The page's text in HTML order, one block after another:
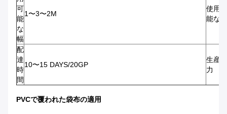
可
能
な
幅
1〜3〜2M
使用可
能な色
配
達
時
間
10〜15 DAYS/20GP
生産能
力
PVCで覆われた袋布の適用